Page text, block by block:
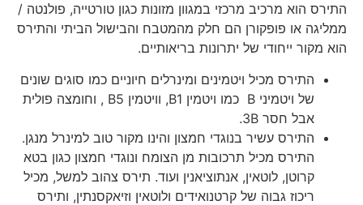
התירס הוא מרכיב מרכזי במגוון מזונות כגון טורטייה, פולנטה /
ממליגה או פופקורן הם חלק מהמטבח והבישול הביתי והתירס
הוא מקור ייחודי של יתרונות בריאותיים.
התירס מכיל ויטמינים ומינרלים חיוניים כמו סוגים שונים
של ויטמיני B כמו ויטמין B1, וויטמין B5 , וחומצה פולית
אבל חסר 3B.
התירס עשיר בנוגדי חמצון והינו מקור טוב למינרל מנגן.
התירס מכיל תרכובות מן הצומח ונוגדי חמצון כגון בטא
קרוטן, לוטאין, אנתוציאנין ועוד. תירס צהוב למשל, מכיל
ריכוז גבוה של קרטנואידים ולוטאין וזיאקסנתין, ותירס